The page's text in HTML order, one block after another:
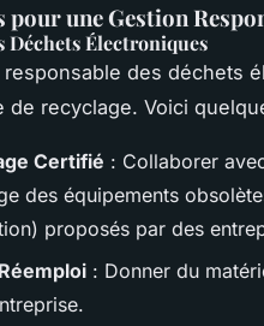
pour une Gestion
Déchets Électroniques
responsable des déchets
de recyclage. Voici
Certifié : Collaborer
des équipements
proposés par des
: Donner du